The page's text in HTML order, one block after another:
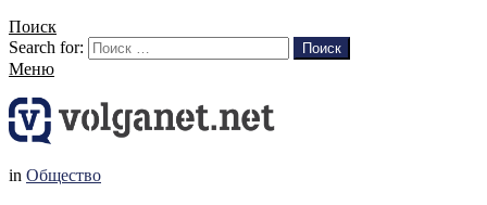
Поиск
Search for:
Поиск
Меню
in Общество